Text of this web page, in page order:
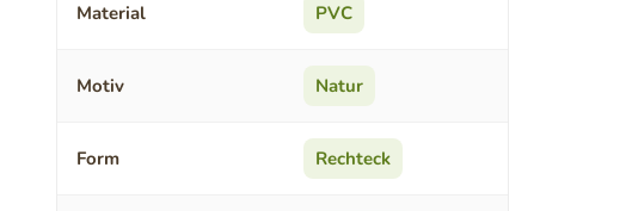
Material PVC
Motiv Natur
Form Rechteck